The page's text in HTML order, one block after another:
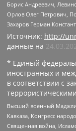
Борис Андреевич,
Орлов Олег Петрович,
Захаров Герман
Источник: http://
данные на
* Единый
иностранных и
в соответствии с
Высший военный
Кавказа, Конгресс
Священная война,